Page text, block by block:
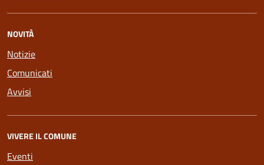
NOVITÀ
Notizie
Comunicati
Avvisi
VIVERE IL COMUNE
Eventi